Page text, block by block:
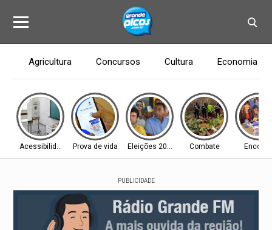
Agricultura Concursos Cultura Economia
Acessibilidade Prova de vida Eleições 2026 Combate
PUBLICIDADE